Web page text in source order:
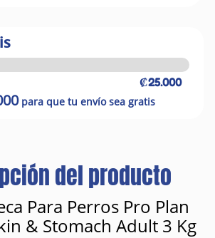
₡25.000
para que tu envío sea gratis
del producto
Para Perros Pro Plan
& Stomach Adult 3 Kg